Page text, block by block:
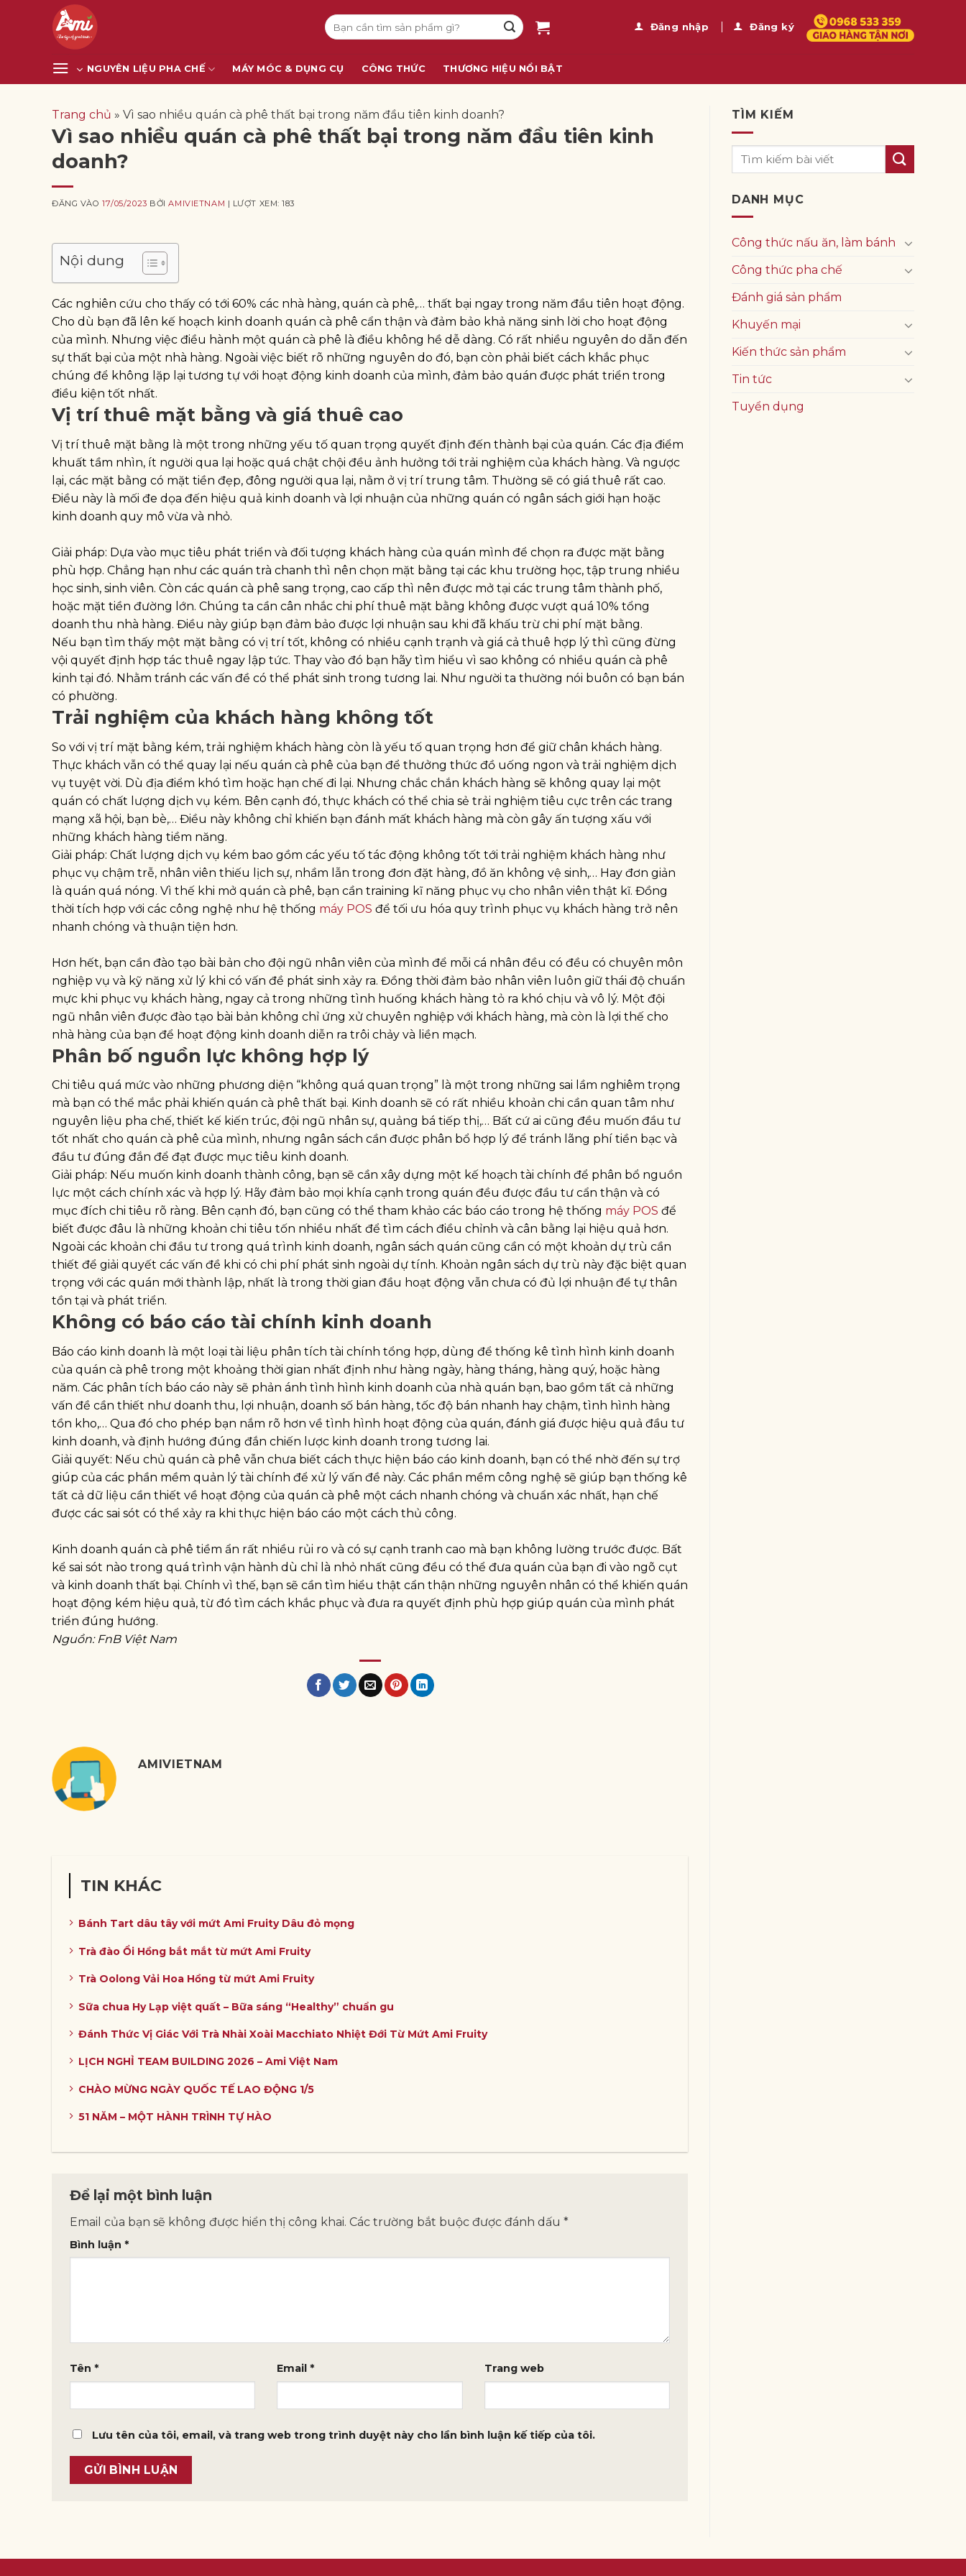
Tìm
kiếm:
Đăng nhập Đăng ký
NGUYÊN LIỆU PHA CHẾ MÁY MÓC & DỤNG CỤ CÔNG THỨC THƯƠNG HIỆU NỔI BẬT
Trang chủ » Vì sao nhiều quán cà phê thất bại trong năm đầu tiên kinh doanh?
Vì sao nhiều quán cà phê thất bại trong năm đầu tiên kinh
doanh?
ĐĂNG VÀO17/05/2023 BỞIAMIVIETNAM | LƯỢT XEM: 183
Nội dung
Các nghiên cứu cho thấy có tới 60% các nhà hàng, quán cà phê,… thất bại ngay trong năm đầu tiên hoạt động.
Cho dù bạn đã lên kế hoạch kinh doanh quán cà phê cẩn thận và đảm bảo khả năng sinh lời cho hoạt động
của mình. Nhưng việc điều hành một quán cà phê là điều không hề dễ dàng. Có rất nhiều nguyên do dẫn đến
sự thất bại của một nhà hàng. Ngoài việc biết rõ những nguyên do đó, bạn còn phải biết cách khắc phục
chúng để không lặp lại tương tự với hoạt động kinh doanh của mình, đảm bảo quán được phát triển trong
điều kiện tốt nhất.
Vị trí thuê mặt bằng và giá thuê cao
Vị trí thuê mặt bằng là một trong những yếu tố quan trọng quyết định đến thành bại của quán. Các địa điểm
khuất tầm nhìn, ít người qua lại hoặc quá chật chội đều ảnh hưởng tới trải nghiệm của khách hàng. Và ngược
lại, các mặt bằng có mặt tiền đẹp, đông người qua lại, nằm ở vị trí trung tâm. Thường sẽ có giá thuê rất cao.
Điều này là mối đe dọa đến hiệu quả kinh doanh và lợi nhuận của những quán có ngân sách giới hạn hoặc
kinh doanh quy mô vừa và nhỏ.
Giải pháp: Dựa vào mục tiêu phát triển và đối tượng khách hàng của quán mình để chọn ra được mặt bằng
phù hợp. Chẳng hạn như các quán trà chanh thì nên chọn mặt bằng tại các khu trường học, tập trung nhiều
học sinh, sinh viên. Còn các quán cà phê sang trọng, cao cấp thì nên được mở tại các trung tâm thành phố,
hoặc mặt tiền đường lớn. Chúng ta cần cân nhắc chi phí thuê mặt bằng không được vượt quá 10% tổng
doanh thu nhà hàng. Điều này giúp bạn đảm bảo được lợi nhuận sau khi đã khấu trừ chi phí mặt bằng.
Nếu bạn tìm thấy một mặt bằng có vị trí tốt, không có nhiều cạnh trạnh và giá cả thuê hợp lý thì cũng đừng
vội quyết định hợp tác thuê ngay lập tức. Thay vào đó bạn hãy tìm hiểu vì sao không có nhiều quán cà phê
kinh tại đó. Nhằm tránh các vấn đề có thể phát sinh trong tương lai. Như người ta thường nói buôn có bạn bán
có phường.
Trải nghiệm của khách hàng không tốt
So với vị trí mặt bằng kém, trải nghiệm khách hàng còn là yếu tố quan trọng hơn để giữ chân khách hàng.
Thực khách vẫn có thể quay lại nếu quán cà phê của bạn để thưởng thức đồ uống ngon và trải nghiệm dịch
vụ tuyệt vời. Dù địa điểm khó tìm hoặc hạn chế đi lại. Nhưng chắc chắn khách hàng sẽ không quay lại một
quán có chất lượng dịch vụ kém. Bên cạnh đó, thực khách có thể chia sẻ trải nghiệm tiêu cực trên các trang
mạng xã hội, bạn bè,… Điều này không chỉ khiến bạn đánh mất khách hàng mà còn gây ấn tượng xấu với
những khách hàng tiềm năng.
Giải pháp: Chất lượng dịch vụ kém bao gồm các yếu tố tác động không tốt tới trải nghiệm khách hàng như
phục vụ chậm trễ, nhân viên thiếu lịch sự, nhầm lẫn trong đơn đặt hàng, đồ ăn không vệ sinh,… Hay đơn giản
là quán quá nóng. Vì thế khi mở quán cà phê, bạn cần training kĩ năng phục vụ cho nhân viên thật kĩ. Đồng
thời tích hợp với các công nghệ như hệ thống máy POS để tối ưu hóa quy trình phục vụ khách hàng trở nên
nhanh chóng và thuận tiện hơn.
Hơn hết, bạn cần đào tạo bài bản cho đội ngũ nhân viên của mình để mỗi cá nhân đều có đều có chuyên môn
nghiệp vụ và kỹ năng xử lý khi có vấn đề phát sinh xảy ra. Đồng thời đảm bảo nhân viên luôn giữ thái độ chuẩn
mực khi phục vụ khách hàng, ngay cả trong những tình huống khách hàng tỏ ra khó chịu và vô lý. Một đội
ngũ nhân viên được đào tạo bài bản không chỉ ứng xử chuyên nghiệp với khách hàng, mà còn là lợi thế cho
nhà hàng của bạn để hoạt động kinh doanh diễn ra trôi chảy và liền mạch.
Phân bố nguồn lực không hợp lý
Chi tiêu quá mức vào những phương diện “không quá quan trọng” là một trong những sai lầm nghiêm trọng
mà bạn có thể mắc phải khiến quán cà phê thất bại. Kinh doanh sẽ có rất nhiều khoản chi cần quan tâm như
nguyên liệu pha chế, thiết kế kiến trúc, đội ngũ nhân sự, quảng bá tiếp thị,… Bất cứ ai cũng đều muốn đầu tư
tốt nhất cho quán cà phê của mình, nhưng ngân sách cần được phân bổ hợp lý để tránh lãng phí tiền bạc và
đầu tư đúng đắn để đạt được mục tiêu kinh doanh.
Giải pháp: Nếu muốn kinh doanh thành công, bạn sẽ cần xây dựng một kế hoạch tài chính để phân bổ nguồn
lực một cách chính xác và hợp lý. Hãy đảm bảo mọi khía cạnh trong quán đều được đầu tư cẩn thận và có
mục đích chi tiêu rõ ràng. Bên cạnh đó, bạn cũng có thể tham khảo các báo cáo trong hệ thống máy POS để
biết được đâu là những khoản chi tiêu tốn nhiều nhất để tìm cách điều chỉnh và cân bằng lại hiệu quả hơn.
Ngoài các khoản chi đầu tư trong quá trình kinh doanh, ngân sách quán cũng cần có một khoản dự trù cần
thiết để giải quyết các vấn đề khi có chi phí phát sinh ngoài dự tính. Khoản ngân sách dự trù này đặc biệt quan
trọng với các quán mới thành lập, nhất là trong thời gian đầu hoạt động vẫn chưa có đủ lợi nhuận để tự thân
tồn tại và phát triển.
Không có báo cáo tài chính kinh doanh
Báo cáo kinh doanh là một loại tài liệu phân tích tài chính tổng hợp, dùng để thống kê tình hình kinh doanh
của quán cà phê trong một khoảng thời gian nhất định như hàng ngày, hàng tháng, hàng quý, hoặc hàng
năm. Các phân tích báo cáo này sẽ phản ánh tình hình kinh doanh của nhà quán bạn, bao gồm tất cả những
vấn đề cần thiết như doanh thu, lợi nhuận, doanh số bán hàng, tốc độ bán nhanh hay chậm, tình hình hàng
tồn kho,… Qua đó cho phép bạn nắm rõ hơn về tình hình hoạt động của quán, đánh giá được hiệu quả đầu tư
kinh doanh, và định hướng đúng đắn chiến lược kinh doanh trong tương lai.
Giải quyết: Nếu chủ quán cà phê vẫn chưa biết cách thực hiện báo cáo kinh doanh, bạn có thể nhờ đến sự trợ
giúp của các phần mềm quản lý tài chính để xử lý vấn đề này. Các phần mềm công nghệ sẽ giúp bạn thống kê
tất cả dữ liệu cần thiết về hoạt động của quán cà phê một cách nhanh chóng và chuẩn xác nhất, hạn chế
được các sai sót có thể xảy ra khi thực hiện báo cáo một cách thủ công.
Kinh doanh quán cà phê tiềm ẩn rất nhiều rủi ro và có sự cạnh tranh cao mà bạn không lường trước được. Bất
kể sai sót nào trong quá trình vận hành dù chỉ là nhỏ nhất cũng đều có thể đưa quán của bạn đi vào ngõ cụt
và kinh doanh thất bại. Chính vì thế, bạn sẽ cần tìm hiểu thật cẩn thận những nguyên nhân có thể khiến quán
hoạt động kém hiệu quả, từ đó tìm cách khắc phục và đưa ra quyết định phù hợp giúp quán của mình phát
triển đúng hướng.
Nguồn: FnB Việt Nam
AMIVIETNAM
TIN KHÁC
Bánh Tart dâu tây với mứt Ami Fruity Dâu đỏ mọng
Trà đào Ổi Hồng bắt mắt từ mứt Ami Fruity
Trà Oolong Vải Hoa Hồng từ mứt Ami Fruity
Sữa chua Hy Lạp việt quất – Bữa sáng “Healthy” chuẩn gu
Đánh Thức Vị Giác Với Trà Nhài Xoài Macchiato Nhiệt Đới Từ Mứt Ami Fruity
LỊCH NGHỈ TEAM BUILDING 2026 – Ami Việt Nam
CHÀO MỪNG NGÀY QUỐC TẾ LAO ĐỘNG 1/5
51 NĂM – MỘT HÀNH TRÌNH TỰ HÀO
Để lại một bình luận
Email của bạn sẽ không được hiển thị công khai. Các trường bắt buộc được đánh dấu *
Bình luận *
Tên * Email* Trang web
Lưu tên của tôi, email, và trang web trong trình duyệt này cho lần bình luận kế tiếp của tôi.
TÌM KIẾM
DANH MỤC
Công thức nấu ăn, làm bánh
Công thức pha chế
Đánh giá sản phẩm
Khuyến mại
Kiến thức sản phẩm
Tin tức
Tuyển dụng